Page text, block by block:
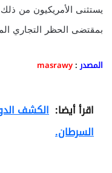
يستثنى الأمريكيون من
بمقتضى الحظر التجاري
المصدر :
اقرأ أيضا: الكشف
السرطان.